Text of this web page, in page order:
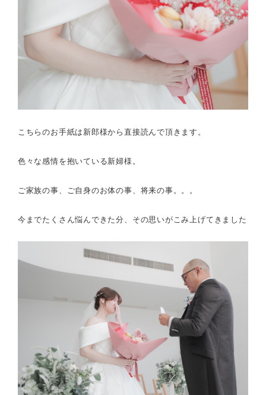
こちらのお手紙は新郎様から直接読んで頂きます。
色々な感情を抱いている新婦様。
ご家族の事、ご自身のお体の事、将来の事。。。
今までたくさん悩んできた分、その思いがこみ上げてきました